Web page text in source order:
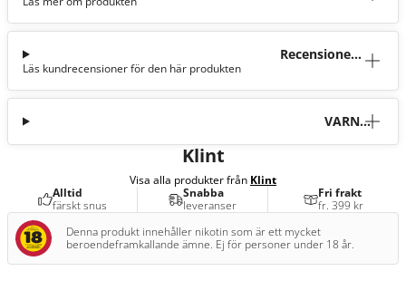
Recensioner
Läs kundrecensioner för den här produkten
VARNI
Klint
Visa alla produkter från Klint
Alltid
färskt snus
Snabba
leveranser
Fri frakt
fr. 399 kr
Denna produkt innehåller nikotin som är ett mycket
beroendeframkallande ämne. Ej för personer under 18 år.